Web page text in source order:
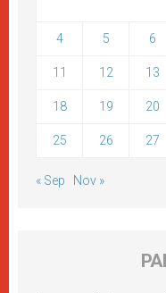
4 5 6
11 12 13
18 19 20
25 26 27
« Sep Nov »